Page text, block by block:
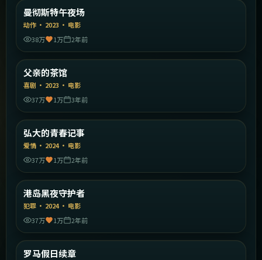
精选
曼彻斯特午夜场
动作 · 2023 · 电影
38万
1万 2年前
精选
父亲的茶馆
喜剧 · 2023 · 电影
37万
1万 3年前
精选
弘大的青春记事
爱情 · 2024· 电影
37万
1万 2年前
精选
港岛黑夜守护者
犯罪 · 2024· 电影
37万
1万 2年前
精选
罗马假日续章